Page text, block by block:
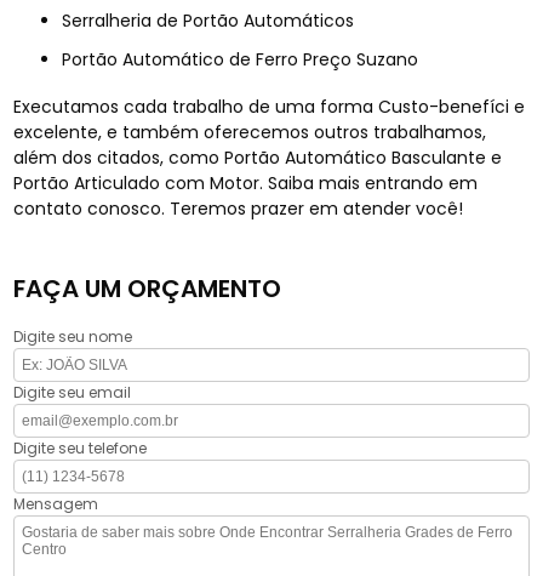
Serralheria de Portão Automáticos
Portão Automático de Ferro Preço Suzano
Executamos cada trabalho de uma forma Custo-benefíci e
excelente, e também oferecemos outros trabalhamos,
além dos citados, como Portão Automático Basculante e
Portão Articulado com Motor. Saiba mais entrando em
contato conosco. Teremos prazer em atender você!
FAÇA UM ORÇAMENTO
Digite seu nome
Digite seu email
Digite seu telefone
Mensagem